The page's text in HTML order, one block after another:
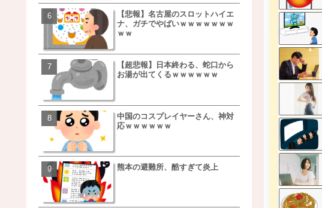
【悲報】名古屋のスロットハイエ
ナ、ガチでやばいｗｗｗｗｗｗｗ
ｗｗ
【超悲報】日本終わる、蛇口から
お湯が出てくるｗｗｗｗｗｗ
中国のコスプレイヤーさん、神対
応ｗｗｗｗｗｗ
熊本の避難所、酷すぎて炎上
【画像】例の梨を5000個失った農
家さん、少し流れが変わってくる
【悲報】日本、ついに駅そばの値
段が限界突破ｗｗｗｗｗｗｗｗｗ
【悲報】すき家、炎上ｗｗｗｗｗ
ｗｗｗｗｗｗｗｗｗｗｗｗｗｗｗ
【画像】三百円でできる豪遊、レ
ベチｗｗｗｗｗｗｗｗｗｗｗｗｗ